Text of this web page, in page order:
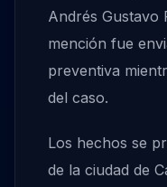
Andrés Gustavo
mención fue
preventiva
del caso.
Los hechos se
de la ciudad de